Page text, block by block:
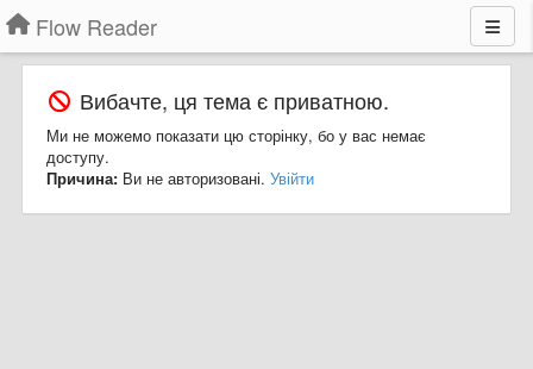
Flow Reader
Вибачте, ця тема є приватною.
Ми не можемо показати цю сторінку, бо у вас немає
доступу.
Причина: Ви не авторизовані. Увійти